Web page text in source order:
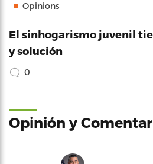
Opinions
El sinhogarismo juvenil
y solución
0
Opinión y